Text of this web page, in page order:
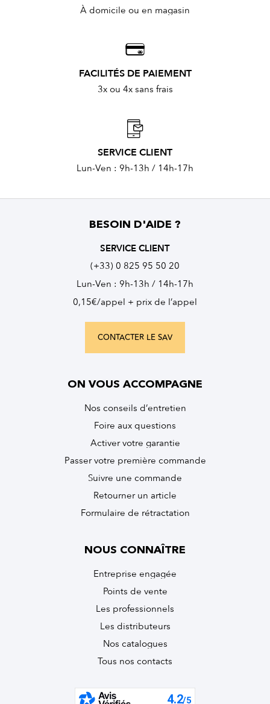
À domicile ou en magasin
FACILITÉS DE PAIEMENT
3x ou 4x sans frais
SERVICE CLIENT
Lun-Ven : 9h-13h / 14h-17h
BESOIN D'AIDE ?
SERVICE CLIENT
(+33) 0 825 95 50 20
Lun-Ven : 9h-13h / 14h-17h
0,15€/appel + prix de l’appel
CONTACTER LE SAV
ON VOUS ACCOMPAGNE
Nos conseils d’entretien
Foire aux questions
Activer votre garantie
Passer votre première commande
Suivre une commande
Retourner un article
Formulaire de rétractation
NOUS CONNAÎTRE
Entreprise engagée
Points de vente
Les professionnels
Les distributeurs
Nos catalogues
Tous nos contacts